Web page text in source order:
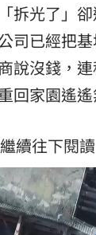
拆光了」
司已經把
說沒錢，
回家園遙遙
續往下閱